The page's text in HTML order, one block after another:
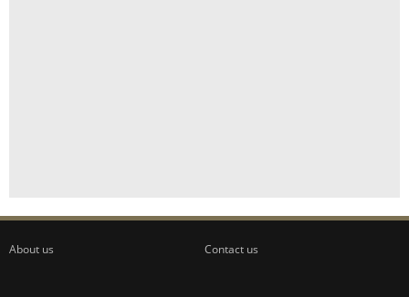
About us Contact us